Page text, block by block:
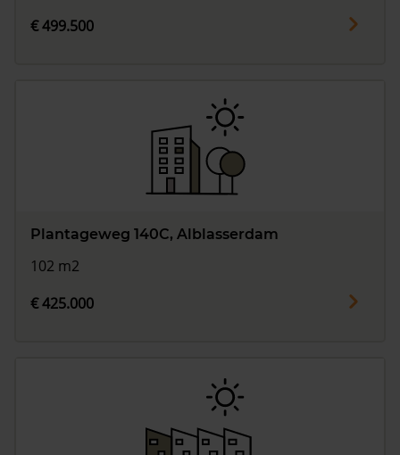
€ 499.500
Plantageweg 140C, Alblasserdam
102 m2
€ 425.000